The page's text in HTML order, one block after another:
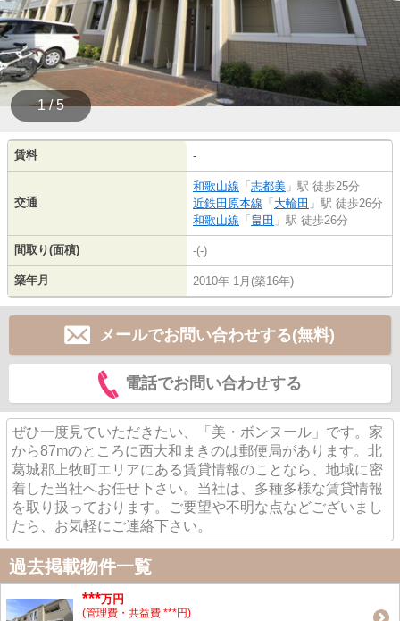
1 / 5
賃料 -
交通
和歌山線 「 志都美 」駅 徒歩25分
近鉄田原本線 「 大輪田 」駅 徒歩26分
和歌山線 「 畠田 」駅 徒歩26分
間取り(面積) -(-)
築年月 2010年 1月(築16年)
メールでお問い合わせする(無料)
電話でお問い合わせする
ぜひ一度見ていただきたい、「美・ボンヌール」です。家
から87mのところに西大和まきのは郵便局があります。北
葛城郡上牧町エリアにある賃貸情報のことなら、地域に密
着した当社へお任せ下さい。当社は、多種多様な賃貸情報
を取り扱っております。ご要望や不明な点などございまし
たら、お気軽にご連絡下さい。
過去掲載物件一覧
***万円
(管理費・共益費 ***円)